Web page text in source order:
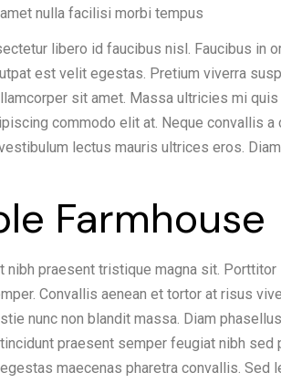
nulla facilisi morbi tempus
libero id faucibus nisl. Faucibus in
est velit egestas. Pretium viverra
sit amet. Massa ultricies mi
commodo elit at. Neque convallis
lectus mauris ultrices eros.
Farmhouse
nibh praesent tristique magna sit.
Convallis aenean et tortor at risus
nunc non blandit massa. Diam
praesent semper feugiat nibh sed
maecenas pharetra convallis. Sed